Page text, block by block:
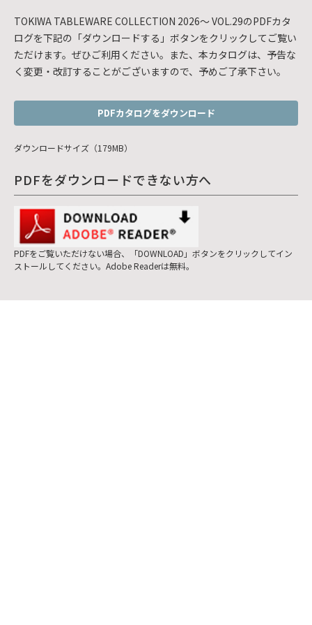
TOKIWA TABLEWARE COLLECTION 2026～ VOL.29のPDFカタ
ログを下記の「ダウンロードする」ボタンをクリックしてご覧い
ただけます。ぜひご利用ください。また、本カタログは、予告な
く変更・改訂することがございますので、予めご了承下さい。
PDFカタログをダウンロード
ダウンロードサイズ（179MB）
PDFをダウンロードできない方へ
PDFをご覧いただけない場合、「DOWNLOAD」ボタンをクリックしてイン
ストールしてください。Adobe Readerは無料。